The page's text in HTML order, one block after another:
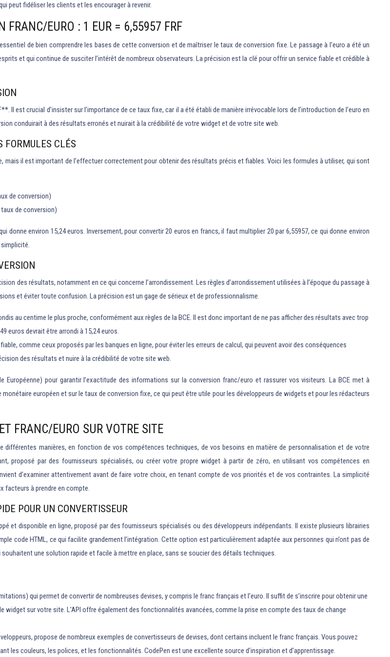
peut fidéliser les clients et les encourager à revenir.
FRANC/EURO : 1 EUR = 6,55957 FRF
de bien comprendre les bases de cette conversion et de maîtriser le taux de conversion fixe. Le passage à l’euro a été un
et qui continue de susciter l’intérêt de nombreux observateurs. La précision est la clé pour offrir un service fiable et crédible à
Il est crucial d’insister sur l’importance de ce taux fixe, car il a été établi de manière irrévocable lors de l’introduction de l’euro en
conduirait à des résultats erronés et nuirait à la crédibilité de votre widget et de votre site web.
FORMULES CLÉS
mais il est important de l’effectuer correctement pour obtenir des résultats précis et fiables. Voici les formules à utiliser, qui sont
de conversion)
de conversion)
donne environ 15,24 euros. Inversement, pour convertir 20 euros en francs, il faut multiplier 20 par 6,55957, ce qui donne environ
simplicité.
des résultats, notamment en ce qui concerne l’arrondissement. Les règles d’arrondissement utilisées à l’époque du passage à
et éviter toute confusion. La précision est un gage de sérieux et de professionnalisme.
au centime le plus proche, conformément aux règles de la BCE. Il est donc important de ne pas afficher des résultats avec trop
euros devrait être arrondi à 15,24 euros.
comme ceux proposés par les banques en ligne, pour éviter les erreurs de calcul, qui peuvent avoir des conséquences
des résultats et nuire à la crédibilité de votre site web.
pour garantir l’exactitude des informations sur la conversion franc/euro et rassurer vos visiteurs. La BCE met à
européen et sur le taux de conversion fixe, ce qui peut être utile pour les développeurs de widgets et pour les rédacteurs
FRANC/EURO SUR VOTRE SITE
manières, en fonction de vos compétences techniques, de vos besoins en matière de personnalisation et de votre
proposé par des fournisseurs spécialisés, ou créer votre propre widget à partir de zéro, en utilisant vos compétences en
d’examiner attentivement avant de faire votre choix, en tenant compte de vos priorités et de vos contraintes. La simplicité
facteurs à prendre en compte.
POUR UN CONVERTISSEUR
et disponible en ligne, proposé par des fournisseurs spécialisés ou des développeurs indépendants. Il existe plusieurs librairies
code HTML, ce qui facilite grandement l’intégration. Cette option est particulièrement adaptée aux personnes qui n’ont pas de
une solution rapide et facile à mettre en place, sans se soucier des détails techniques.
qui permet de convertir de nombreuses devises, y compris le franc français et l’euro. Il suffit de s’inscrire pour obtenir une
widget sur votre site. L’API offre également des fonctionnalités avancées, comme la prise en compte des taux de change
propose de nombreux exemples de convertisseurs de devises, dont certains incluent le franc français. Vous pouvez
les couleurs, les polices, et les fonctionnalités. CodePen est une excellente source d’inspiration et d’apprentissage.